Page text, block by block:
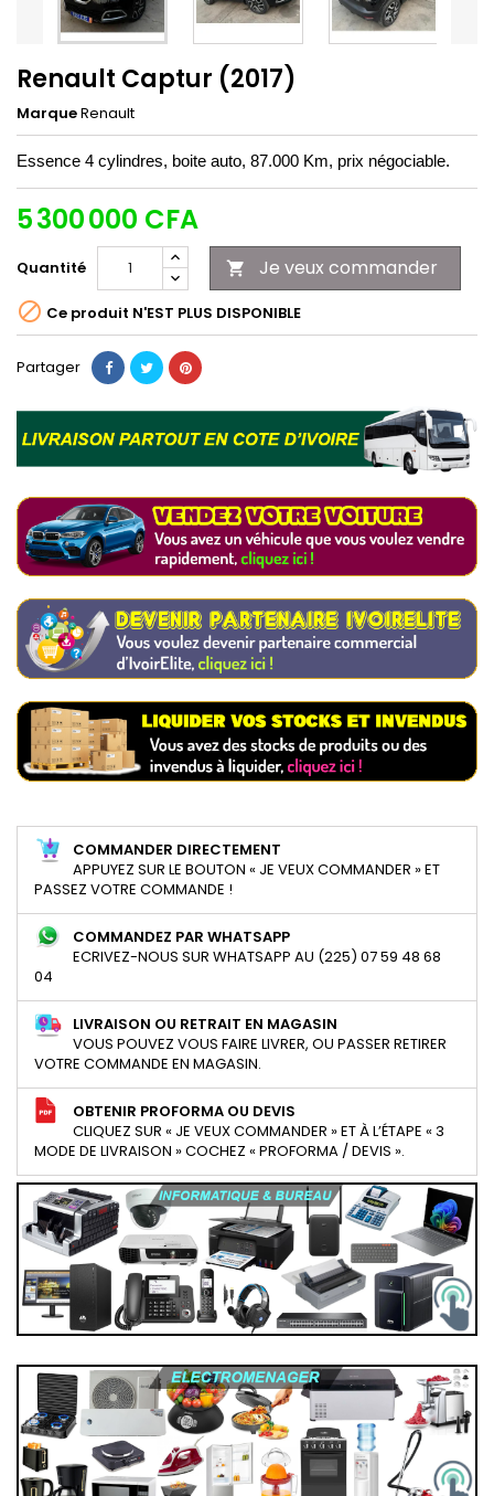
Renault Captur (2017)
MarqueRenault
Essence 4 cylindres, boite auto, 87.000 Km, prix négociable.
5 300 000 CFA
Quantité  Je veux commander
 Ce produit N'EST PLUS DISPONIBLE
Partager
COMMANDER DIRECTEMENT
APPUYEZ SUR LE BOUTON « JE VEUX COMMANDER » ET
PASSEZ VOTRE COMMANDE !
COMMANDEZ PAR WHATSAPP
ECRIVEZ-NOUS SUR WHATSAPP AU (225) 07 59 48 68
04
LIVRAISON OU RETRAIT EN MAGASIN
VOUS POUVEZ VOUS FAIRE LIVRER, OU PASSER RETIRER
VOTRE COMMANDE EN MAGASIN.
OBTENIR PROFORMA OU DEVIS
CLIQUEZ SUR « JE VEUX COMMANDER » ET À L’ÉTAPE « 3
MODE DE LIVRAISON » COCHEZ « PROFORMA / DEVIS ».